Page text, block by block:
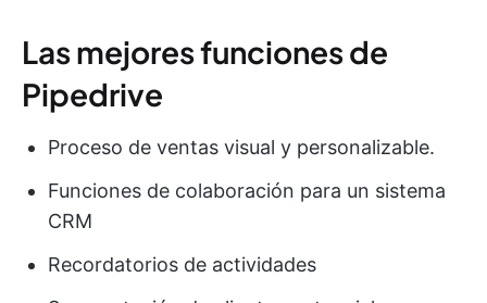
Las mejores funciones de
Pipedrive
Proceso de ventas visual y personalizable.
Funciones de colaboración para un sistema
CRM
Recordatorios de actividades